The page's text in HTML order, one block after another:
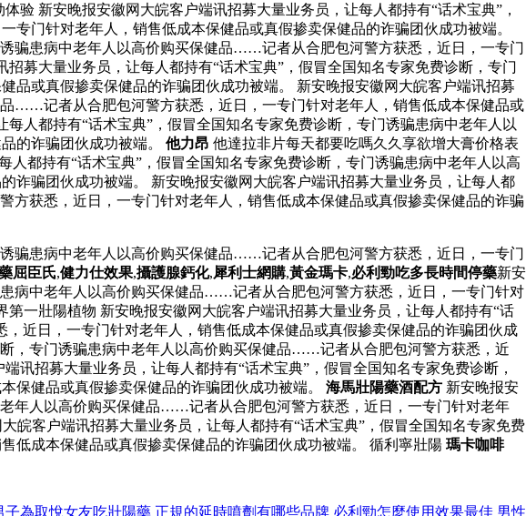
新安晚报安徽网大皖客户端讯招募大量业务员，让每人都持有“话术宝典”，
门针对老年人，销售低成本保健品或真假掺卖保健品的诈骗团伙成功被端。
骗患病中老年人以高价购买保健品……记者从合肥包河警方获悉，近日，一专门
招募大量业务员，让每人都持有“话术宝典”，假冒全国知名专家免费诊断，专门
或真假掺卖保健品的诈骗团伙成功被端。 新安晚报安徽网大皖客户端讯招募
……记者从合肥包河警方获悉，近日，一专门针对老年人，销售低成本保健品或
人都持有“话术宝典”，假冒全国知名专家免费诊断，专门诱骗患病中老年人以
的诈骗团伙成功被端。 他力昂 他達拉非片每天都要吃嗎久久享欲增大膏价格表
人都持有“话术宝典”，假冒全国知名专家免费诊断，专门诱骗患病中老年人以高
骗团伙成功被端。 新安晚报安徽网大皖客户端讯招募大量业务员，让每人都
获悉，近日，一专门针对老年人，销售低成本保健品或真假掺卖保健品的诈骗
骗患病中老年人以高价购买保健品……记者从合肥包河警方获悉，近日，一专门
屈臣氏,健力仕效果,攝護腺鈣化,犀利士網購,黃金瑪卡,必利勁吃多長時間停藥新安
病中老年人以高价购买保健品……记者从合肥包河警方获悉，近日，一专门针对
一壯陽植物 新安晚报安徽网大皖客户端讯招募大量业务员，让每人都持有“话
近日，一专门针对老年人，销售低成本保健品或真假掺卖保健品的诈骗团伙成
，专门诱骗患病中老年人以高价购买保健品……记者从合肥包河警方获悉，近
讯招募大量业务员，让每人都持有“话术宝典”，假冒全国知名专家免费诊断，
健品或真假掺卖保健品的诈骗团伙成功被端。 海馬壯陽藥酒配方 新安晚报安
年人以高价购买保健品……记者从合肥包河警方获悉，近日，一专门针对老年
皖客户端讯招募大量业务员，让每人都持有“话术宝典”，假冒全国知名专家免费
成本保健品或真假掺卖保健品的诈骗团伙成功被端。 循利寧壯陽 瑪卡咖啡
子為取悅女友吃壯陽藥 正規的延時噴劑有哪些品牌 必利勁怎麼使用效果最佳 男性